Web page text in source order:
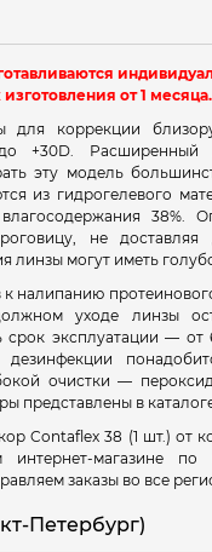
от 1 месяца.
для коррекции
до +30D. Расширенный
эту модель
из гидрогелевого
38%.
не доставляя
линзы могут иметь
налипанию
уходе линзы
срок эксплуатации — от
очистки —
представлены в
Contaflex 38 (1 шт.) от
магазине
заказы во все
Петербург)